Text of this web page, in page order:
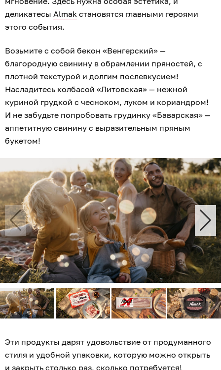
деликатесы Almak становятся главными героями
этого события.
Возьмите с собой бекон «Венгерский» —
благородную свинину в обрамлении пряностей, с
плотной текстурой и долгим послевкусием!
Насладитесь колбасой «Литовская» — нежной
куриной грудкой с чесноком, луком и кориандром!
И не забудьте попробовать грудинку «Баварская» —
аппетитную свинину с выразительным пряным
букетом!
Эти продукты дарят удовольствие от продуманного
стиля и удобной упаковки, которую можно открыть
и закрыть столько раз, сколько потребуется!